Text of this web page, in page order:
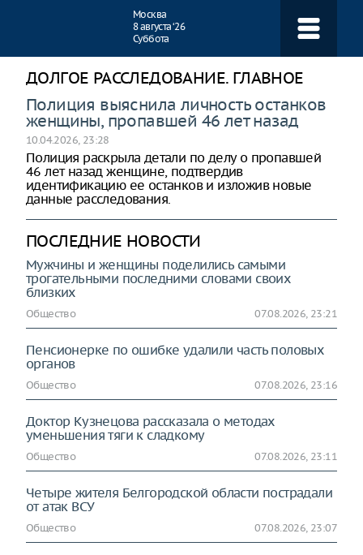
Москва
8 августа ‘26
Суббота
ДОЛГОЕ РАССЛЕДОВАНИЕ. ГЛАВНОЕ
Полиция выяснила личность останков
женщины, пропавшей 46 лет назад
10.04.2026, 23:28
Полиция раскрыла детали по делу о пропавшей
46 лет назад женщине, подтвердив
идентификацию ее останков и изложив новые
данные расследования.
ПОСЛЕДНИЕ НОВОСТИ
Мужчины и женщины поделились самыми
трогательными последними словами своих
близких
Общество 07.08.2026, 23:21
Пенсионерке по ошибке удалили часть половых
органов
Общество 07.08.2026, 23:16
Доктор Кузнецова рассказала о методах
уменьшения тяги к сладкому
Общество 07.08.2026, 23:11
Четыре жителя Белгородской области пострадали
от атак ВСУ
Общество 07.08.2026, 23:07